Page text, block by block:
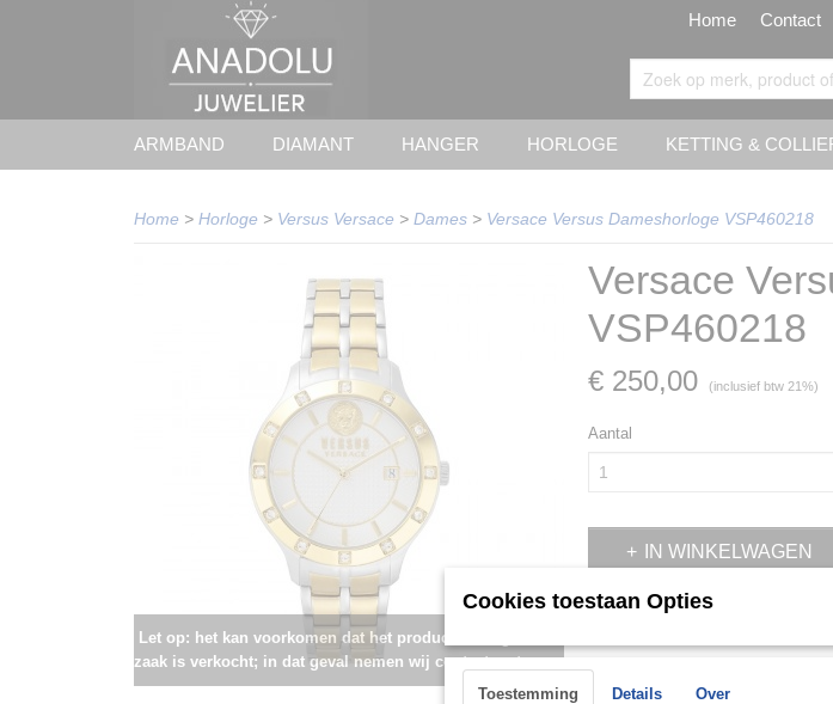
Home Contact
ARMBAND DIAMANT HANGER HORLOGE KETTING &
Home > Horloge > Versus Versace > Dames > Versace Versus Dameshorloge VSP460218
Let op: het kan voorkomen dat het product onlangs in de
zaak is verkocht; in dat geval nemen wij contact met u op.
Versace
VSP460218
€ 250,00 (inclusief btw 21%)
Aantal
IN WINKELWAGEN
Versus VSP460218 Brackenfell
Cookies toestaan Opties
Toestemming Details Over